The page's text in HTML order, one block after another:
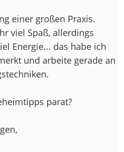
einer großen Praxis.
viel Spaß, allerdings
Energie... das habe ich
und arbeite gerade an
parat?